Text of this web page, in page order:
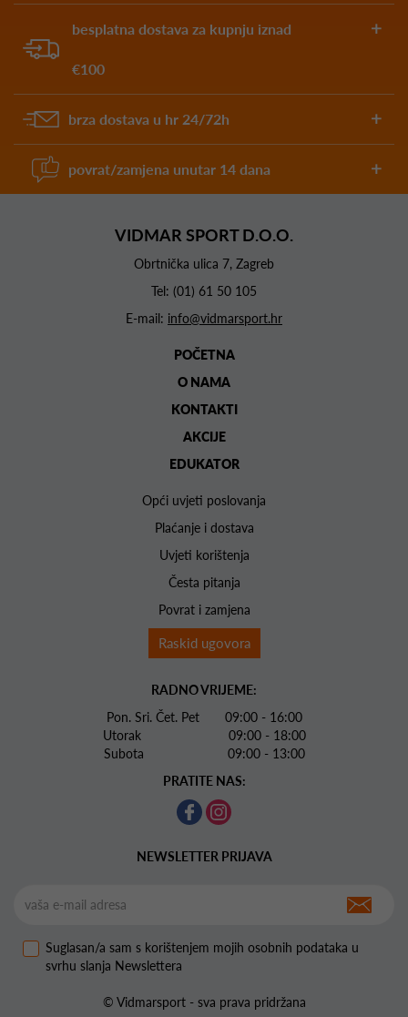
besplatna dostava za kupnju iznad
€100
brza dostava u hr 24/72h
povrat/zamjena unutar 14 dana
VIDMAR SPORT D.O.O.
Obrtnička ulica 7, Zagreb
Tel: (01) 61 50 105
E-mail: info@vidmarsport.hr
POČETNA
O NAMA
KONTAKTI
AKCIJE
EDUKATOR
Opći uvjeti poslovanja
Plaćanje i dostava
Uvjeti korištenja
Česta pitanja
Povrat i zamjena
Raskid ugovora
RADNO VRIJEME:
Pon. Sri. Čet. Pet 09:00 - 16:00
Utorak 09:00 - 18:00
Subota 09:00 - 13:00
PRATITE NAS:
NEWSLETTER PRIJAVA
Suglasan/a sam s korištenjem mojih osobnih podataka u
svrhu slanja Newslettera
© Vidmarsport - sva prava pridržana